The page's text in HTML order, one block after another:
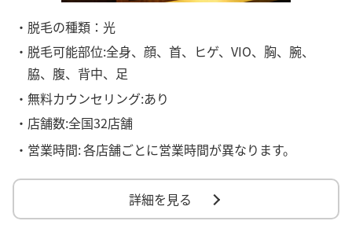
・脱毛の種類：光
・脱毛可能部位:全身、顔、首、ヒゲ、VIO、胸、腕、
脇、腹、背中、足
・無料カウンセリング:あり
・店舗数:全国32店舗
・営業時間:各店舗ごとに営業時間が異なります。
詳細を見る